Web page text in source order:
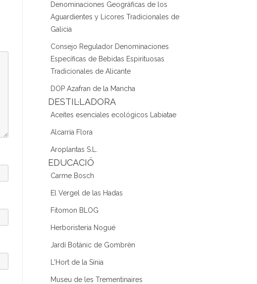
Denominaciones Geográficas de los
Aguardientes y Licores Tradicionales de
Galicia
Consejo Regulador Denominaciones
Específicas de Bebidas Espirituosas
Tradicionales de Alicante
DOP Azafran de la Mancha
DESTIL·LADORA
Aceites esenciales ecológicos Labiatae
Alcarria Flora
Aroplantas S.L.
EDUCACIÓ
Carme Bosch
El Vergel de las Hadas
Fitomon BLOG
Herboristeria Nogué
Jardí Botànic de Gombrèn
L'Hort de la Sínia
Museu de les Trementinaires